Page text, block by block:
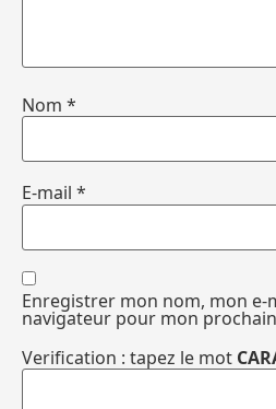
Nom *
E-mail *
Enregistrer mon nom, mon e-
navigateur pour mon
Verification : tapez le mot